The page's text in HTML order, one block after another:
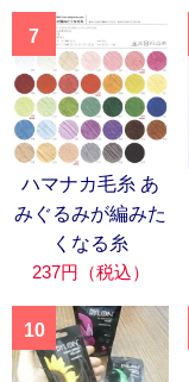
7
ハマナカ毛糸 あ
みぐるみが編みた
くなる糸
237円（税込）
10